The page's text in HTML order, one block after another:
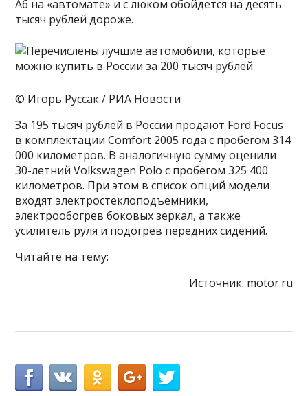
A6 на «автомате» и с люком обойдется на десять
тысяч рублей дороже.
© Игорь Руссак / РИА Новости
За 195 тысяч рублей в России продают Ford Focus
в комплектации Comfort 2005 года с пробегом 314
000 километров. В аналогичную сумму оценили
30-летний Volkswagen Polo с пробегом 325 400
километров. При этом в список опций модели
входят электростеклоподъемники,
электрообогрев боковых зеркал, а также
усилитель руля и подогрев передних сидений.
Читайте на тему:
Источник: motor.ru